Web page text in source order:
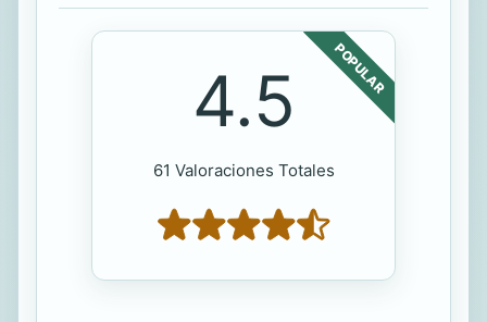
POPULAR
4.5
61 Valoraciones Totales